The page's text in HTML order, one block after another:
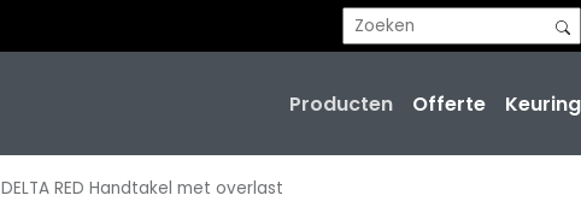
Producten Offerte
DELTA RED Handtakel met overlast